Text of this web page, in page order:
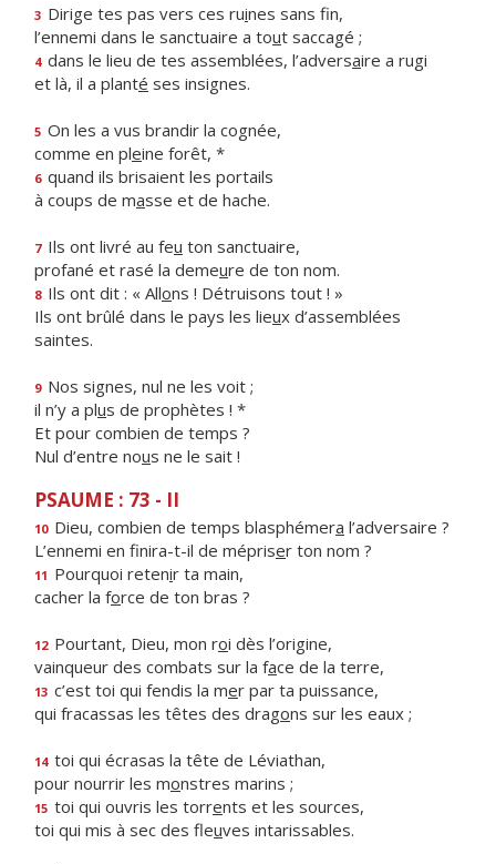
3 Dirige tes pas vers ces ruines sans fin,
l’ennemi dans le sanctuaire a tout saccagé ;
4 dans le lieu de tes assemblées, l’adversaire a rugi
et là, il a planté ses insignes.
5 On les a vus brandir la cognée,
comme en pleine forêt, *
6 quand ils brisaient les portails
à coups de masse et de hache.
7 Ils ont livré au feu ton sanctuaire,
profané et rasé la demeure de ton nom.
8 Ils ont dit : « Allons ! Détruisons tout ! »
Ils ont brûlé dans le pays les lieux d’assemblées
saintes.
9 Nos signes, nul ne les voit ;
il n’y a plus de prophètes ! *
Et pour combien de temps ?
Nul d’entre nous ne le sait !
PSAUME : 73 - II
10 Dieu, combien de temps blasphémera l’adversaire ?
L’ennemi en finira-t-il de mépriser ton nom ?
11 Pourquoi retenir ta main,
cacher la force de ton bras ?
12 Pourtant, Dieu, mon roi dès l’origine,
vainqueur des combats sur la face de la terre,
13 c’est toi qui fendis la mer par ta puissance,
qui fracassas les têtes des dragons sur les eaux ;
14 toi qui écrasas la tête de Léviathan,
pour nourrir les monstres marins ;
15 toi qui ouvris les torrents et les sources,
toi qui mis à sec des fleuves intarissables.